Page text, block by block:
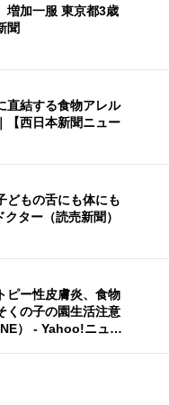
増加一服 東京都3歳
聞
直結する食物アレル
西日本新聞ニュー
もの舌にも体にも
ター（読売新聞）
ー性皮膚炎、食物
くの子の園生活注意
） - Yahoo!ニュ…